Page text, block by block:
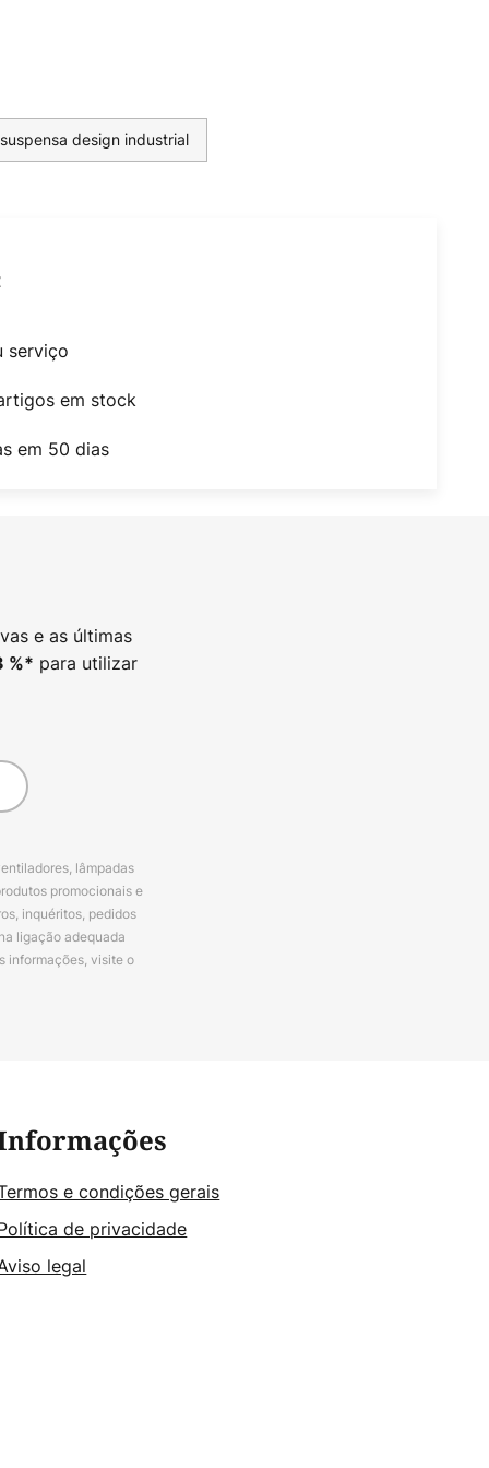
design industrial
serviço
em stock
em 50 dias
e as últimas
%* para utilizar
lâmpadas
promocionais e
inquéritos, pedidos
ligação adequada
informações, visite o
e condições gerais
de privacidade
legal